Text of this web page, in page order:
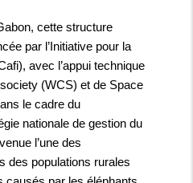
cette structure
par l’Initiative pour la
avec l’appui technique
(WCS) et de Space
le cadre du
nationale de gestion du
l’une des
des populations rurales